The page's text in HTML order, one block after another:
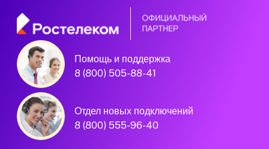
Помощь и поддержка
8 (800) 505-88-41
Отдел новых подключений
8 (800) 555-96-40
Официальный
партнер Ростелеком
Подключили новый интернет и